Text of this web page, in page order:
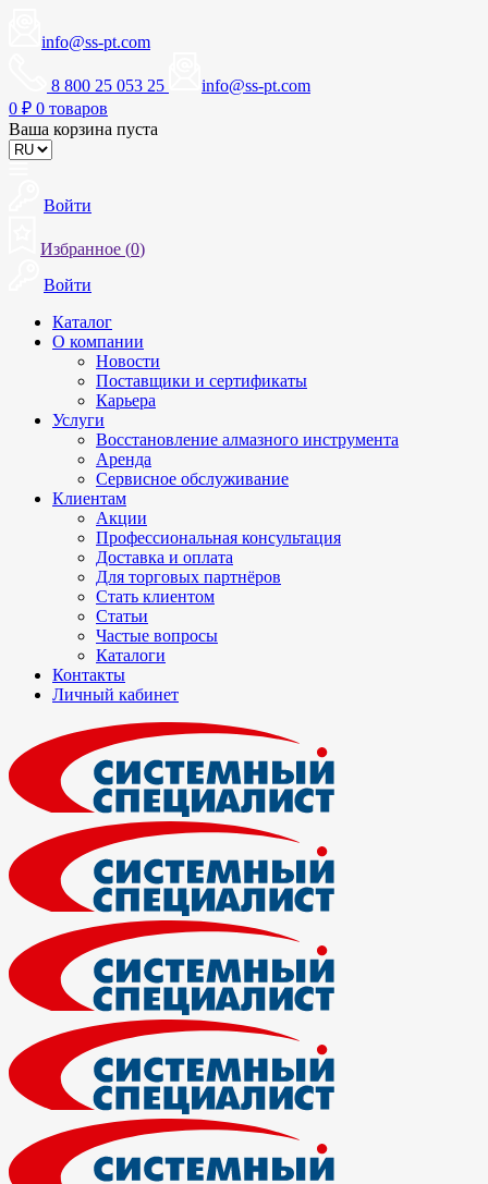
info@ss-pt.com
8 800 25 053 25
info@ss-pt.com
0 ₽ 0 товаров
Ваша корзина пуста
Войти
Избранное (0)
Войти
Каталог
О компании
Новости
Поставщики и сертификаты
Карьера
Услуги
Восстановление алмазного инструмента
Аренда
Сервисное обслуживание
Клиентам
Акции
Профессиональная консультация
Доставка и оплата
Для торговых партнёров
Стать клиентом
Статьи
Частые вопросы
Каталоги
Контакты
Личный кабинет